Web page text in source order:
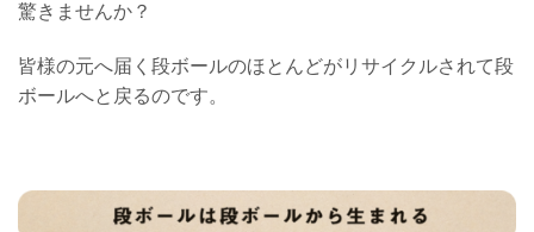
驚きませんか？
皆様の元へ届く段ボールのほとんどがリサイクルされて段
ボールへと戻るのです。